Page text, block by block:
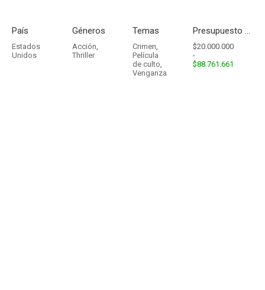
País
Estados
Unidos
Géneros
Acción,
Thriller
Temas
Crimen,
Película
de culto,
Venganza
Presupuesto - Ingresos
$20.000.000
-
$88.761.661